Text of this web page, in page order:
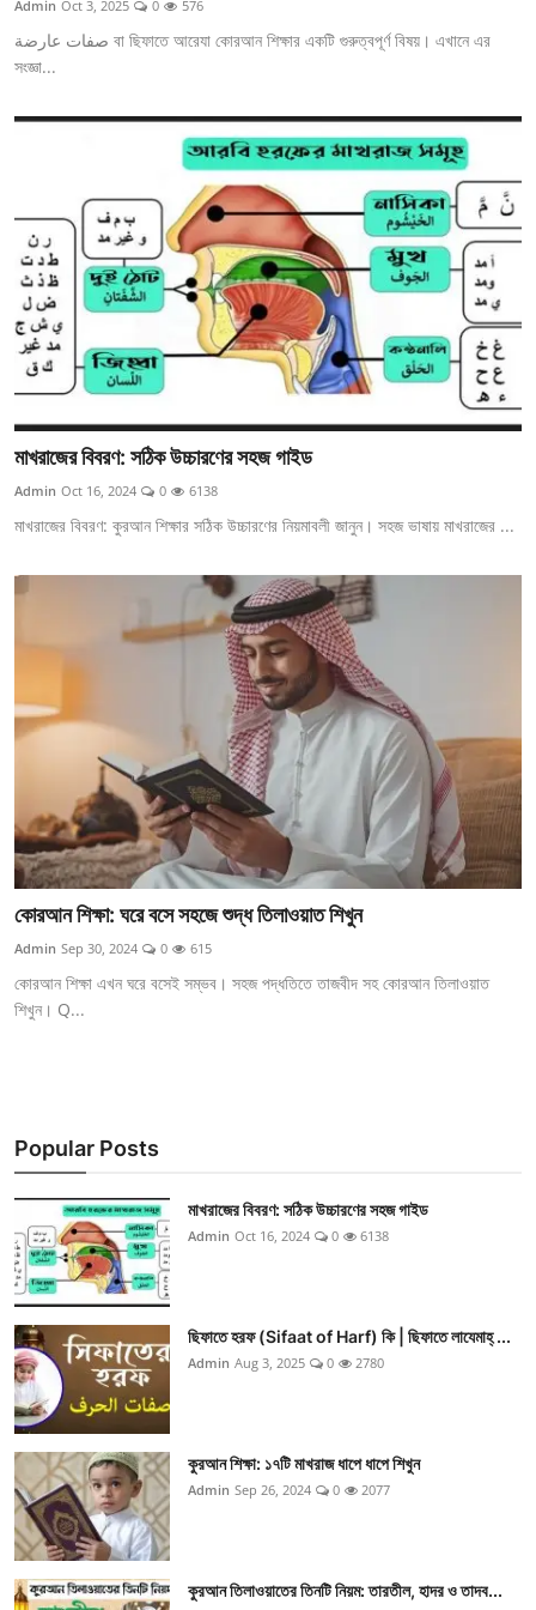
Admin Oct 3, 2025 0 576
صفات عارضة বা ছিফাতে আরেযা কোরআন শিক্ষার একটি গুরুত্বপূর্ণ বিষয়। এখানে এর
সংজ্ঞা...
মাখরাজের বিবরণ: সঠিক উচ্চারণের সহজ গাইড
Admin Oct 16, 2024 0 6138
মাখরাজের বিবরণ: কুরআন শিক্ষার সঠিক উচ্চারণের নিয়মাবলী জানুন। সহজ ভাষায় মাখরাজের ...
কোরআন শিক্ষা: ঘরে বসে সহজে শুদ্ধ তিলাওয়াত শিখুন
Admin Sep 30, 2024 0 615
কোরআন শিক্ষা এখন ঘরে বসেই সম্ভব। সহজ পদ্ধতিতে তাজবীদ সহ কোরআন তিলাওয়াত
শিখুন। Q...
Popular Posts
মাখরাজের বিবরণ: সঠিক উচ্চারণের সহজ গাইড
Admin Oct 16, 2024 0 6138
ছিফাতে হরফ (Sifaat of Harf) কি | ছিফাতে লাযেমাহ্ ...
Admin Aug 3, 2025 0 2780
কুরআন শিক্ষা: ১৭টি মাখরাজ ধাপে ধাপে শিখুন
Admin Sep 26, 2024 0 2077
কুরআন তিলাওয়াতের তিনটি নিয়ম: তারতীল, হাদর ও তাদব...